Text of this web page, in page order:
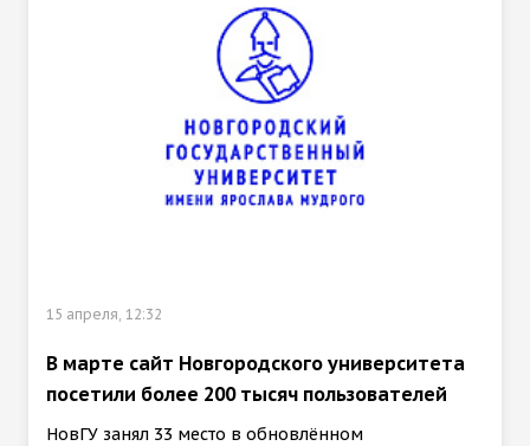
15 апреля, 12:32
В марте сайт Новгородского университета
посетили более 200 тысяч пользователей
НовГУ занял 33 место в обновлённом